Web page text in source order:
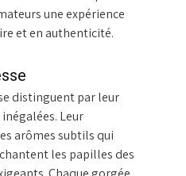
une expérience
et en authenticité.
distinguent par leur
Leur
arômes subtils qui
les papilles des